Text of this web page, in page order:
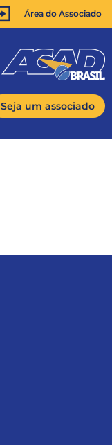
Área do Associado
Seja um associado